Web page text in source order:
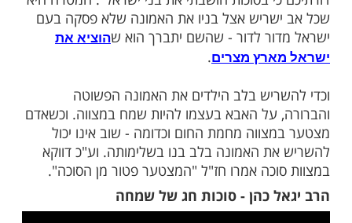
סוכותמובא "המצטער פטור מן הסוכה".
למה דווקא במצוות הסוכה מובא הפטור
בה, ואין פטור ממצוות אחרת כגון מצה
כי כל מטרת מצוות הישיבה בסוכה
ימים, היא כמו שכתוב בתורה "למען ידעו
בסוכות הושבתי את בני ישראל". המטרה היא
אצל בניו את האמונה שלא פסקה בעם